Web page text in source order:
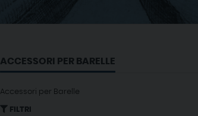
ACCESSORI PER BARELLE
Accessori per Barelle
FILTRI